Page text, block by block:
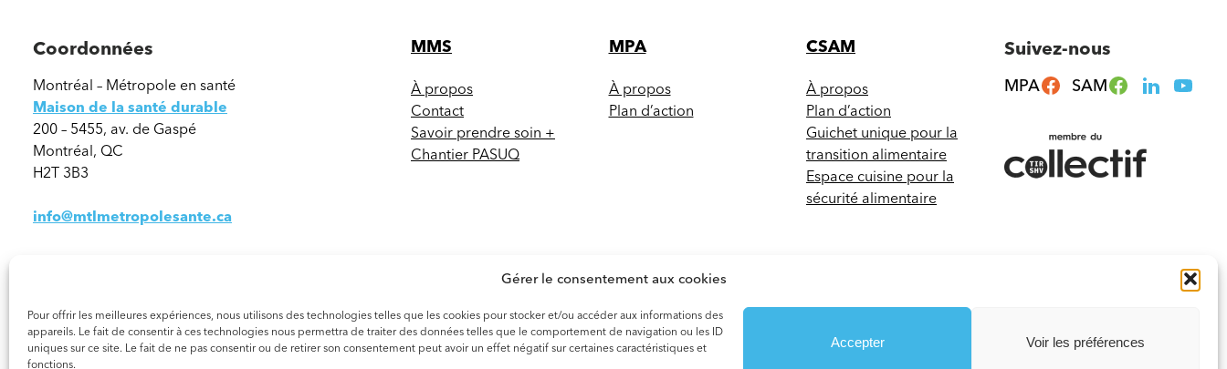
Gérer le consentement aux cookies
Pour offrir les meilleures expériences, nous utilisons des technologies telles que les cookies pour stocker et/ou accéder aux informations des
appareils. Le fait de consentir à ces technologies nous permettra de traiter des données telles que le comportement de navigation ou les ID
uniques sur ce site. Le fait de ne pas consentir ou de retirer son consentement peut avoir un effet négatif sur certaines caractéristiques et
fonctions.
Accepter Voir les préférences
Coordonnées
Montréal – Métropole en santé
Maison de la santé durable
200 – 5455, av. de Gaspé
Montréal, QC
H2T 3B3
info@mtlmetropolesante.ca
MMS
À propos
Contact
Savoir prendre soin +
Chantier PASUQ
MPA
À propos
Plan d’action
CSAM
À propos
Plan d’action
Guichet unique pour la
transition alimentaire
Espace cuisine pour la
sécurité alimentaire
Suivez-nous
MPA SAM